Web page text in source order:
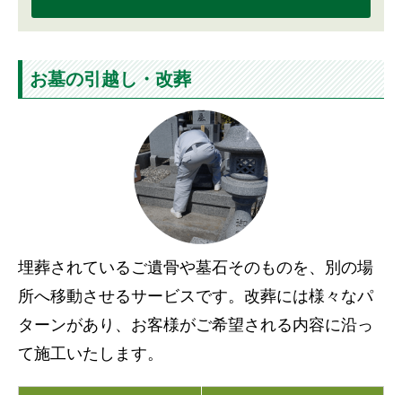
お墓の引越し・改葬
埋葬されているご遺骨や墓石そのものを、別の場
所へ移動させるサービスです。改葬には様々なパ
ターンがあり、お客様がご希望される内容に沿っ
て施工いたします。